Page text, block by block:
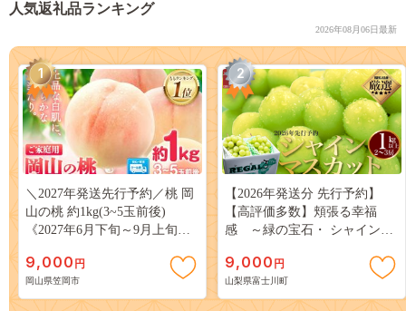
人気返礼品ランキング
2026年08月06日最新
1
＼2027年発送先行予約／桃 岡
山の桃 約1kg(3~5玉前後)
《2027年6月下旬～9月上旬頃
岡山 はくとう スイーツ フル
ーツ 果物 デザート 旬 モモ も
も 先行予約 送料無料 果物 岡
9,000 円
岡山県笠岡市
2
【2026年発送分 先行予約】
【高評価多数】頬張る幸福
感 ～緑の宝石・ シャインマ
３房） フルーツ 山梨県産 果
物 くだもの シャイン マスカ
ット ぶどう ブドウ 葡萄 大粒
9,000 円
山梨県富士川町